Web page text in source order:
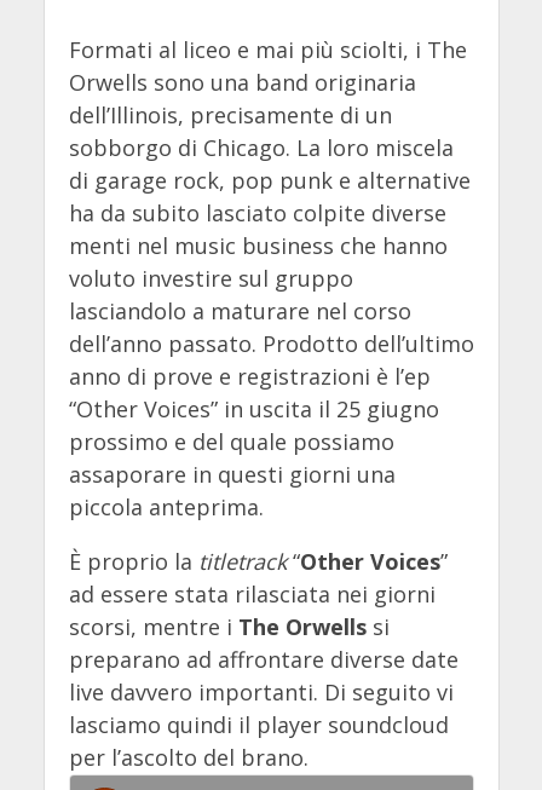
Formati al liceo e mai più sciolti, i The
Orwells sono una band originaria
dell’Illinois, precisamente di un
sobborgo di Chicago. La loro miscela
di garage rock, pop punk e alternative
ha da subito lasciato colpite diverse
menti nel music business che hanno
voluto investire sul gruppo
lasciandolo a maturare nel corso
dell’anno passato. Prodotto dell’ultimo
anno di prove e registrazioni è l’ep
“Other Voices” in uscita il 25 giugno
prossimo e del quale possiamo
assaporare in questi giorni una
piccola anteprima.
È proprio la titletrack“Other Voices”
ad essere stata rilasciata nei giorni
scorsi, mentre i The Orwellssi
preparano ad affrontare diverse date
live davvero importanti. Di seguito vi
lasciamo quindi il player soundcloud
per l’ascolto del brano.